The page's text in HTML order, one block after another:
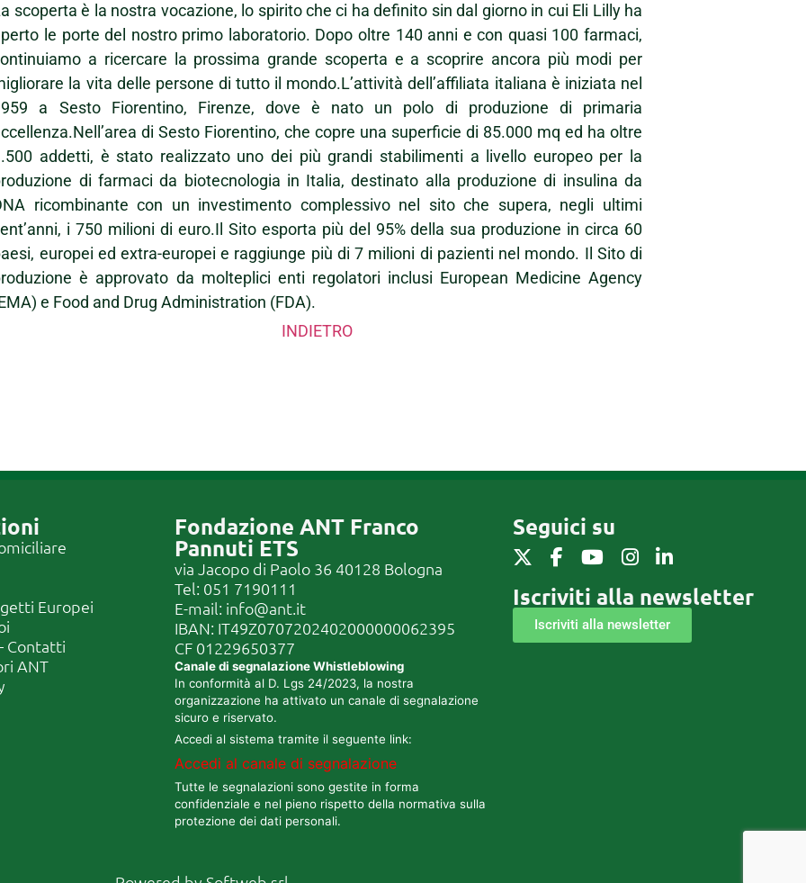
scoperta è la nostra vocazione, lo spirito che ci ha definito sin dal giorno in cui Eli Lilly ha
le porte del nostro primo laboratorio. Dopo oltre 140 anni e con quasi 100 farmaci,
a ricercare la prossima grande scoperta e a scoprire ancora più modi per
la vita delle persone di tutto il mondo.L’attività dell’affiliata italiana è iniziata nel
a Sesto Fiorentino, Firenze, dove è nato un polo di produzione di primaria
di Sesto Fiorentino, che copre una superficie di 85.000 mq ed ha oltre
addetti, è stato realizzato uno dei più grandi stabilimenti a livello europeo per la
di farmaci da biotecnologia in Italia, destinato alla produzione di insulina da
ricombinante con un investimento complessivo nel sito che supera, negli ultimi
i 750 milioni di euro.Il Sito esporta più del 95% della sua produzione in circa 60
europei ed extra-europei e raggiunge più di 7 milioni di pazienti nel mondo. Il Sito di
è approvato da molteplici enti regolatori inclusi European Medicine Agency
e Food and Drug Administration (FDA).
INDIETRO
Europei
Contatti
ANT
Fondazione ANT Franco
Pannuti ETS
via Jacopo di Paolo 36 40128 Bologna
Tel: 051 7190111
E-mail: info@ant.it
IBAN: IT49Z0707202402000000062395
CF 01229650377
Canale di segnalazione Whistleblowing
In conformità al D. Lgs 24/2023, la nostra
organizzazione ha attivato un canale di segnalazione
sicuro e riservato.
Accedi al sistema tramite il seguente link:
Accedi al canale di segnalazione
Tutte le segnalazioni sono gestite in forma
confidenziale e nel pieno rispetto della normativa sulla
protezione dei dati personali.
Seguici su
Iscriviti alla newsletter
Iscriviti alla newsletter